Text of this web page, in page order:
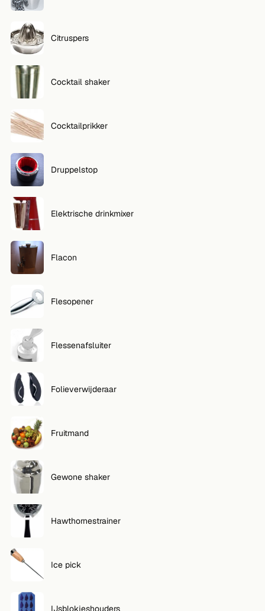
Citruspers
Cocktail shaker
Cocktailprikker
Druppelstop
Elektrische drinkmixer
Flacon
Flesopener
Flessenafsluiter
Folieverwijderaar
Fruitmand
Gewone shaker
Hawthornestrainer
Ice pick
IJsblokjeshouders